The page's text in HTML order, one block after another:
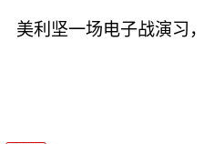
美利坚一场电子战演习